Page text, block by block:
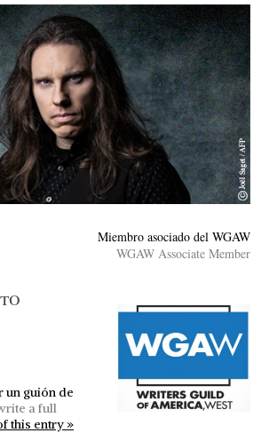
guión de
a full
this entry »
Miembro asociado del WGAW
WGAW Associate Member